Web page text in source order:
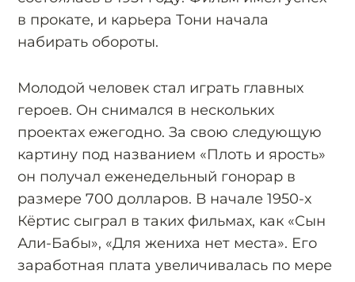
в прокате, и карьера Тони начала
набирать обороты.
Молодой человек стал играть главных
героев. Он снимался в нескольких
проектах ежегодно. За свою следующую
картину под названием «Плоть и ярость»
он получал еженедельный гонорар в
размере 700 долларов. В начале 1950-х
Кёртис сыграл в таких фильмах, как «Сын
Али-Бабы», «Для жениха нет места». Его
заработная плата увеличивалась по мере